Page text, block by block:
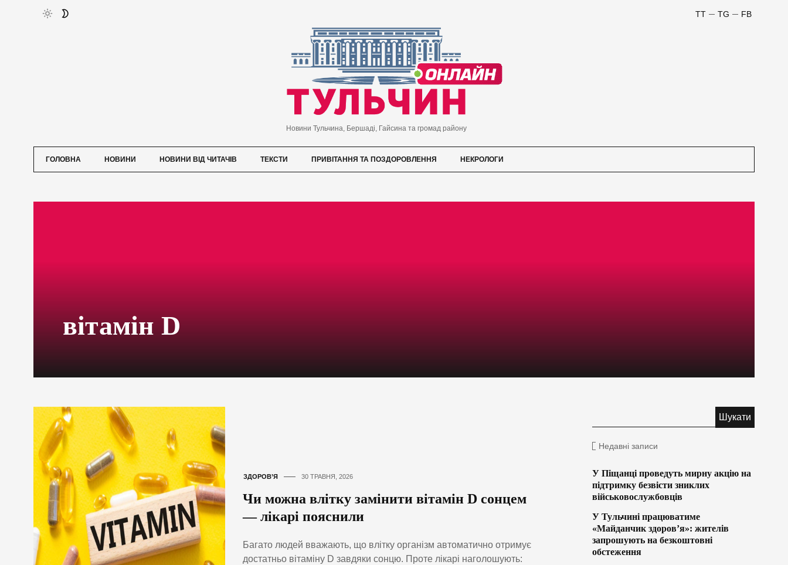
FB
TG
TT
Новини Тульчина, Бершаді, Гайсина та громад району
ГОЛОВНА НОВИНИ НОВИНИ ВІД ЧИТАЧІВ ТЕКСТИ ПРИВІТАННЯ ТА ПОЗДОРОВЛЕННЯ НЕКРОЛОГИ
вітамін D
ЗДОРОВ’Я 30 ТРАВНЯ, 2026
Чи можна влітку замінити вітамін D сонцем
— лікарі пояснили
Багато людей вважають, що влітку організм автоматично отримує
достатньо вітаміну D завдяки сонцю. Проте лікарі наголошують:
Недавні записи
У Піщанці проведуть мирну акцію на
підтримку безвісти зниклих
військовослужбовців
У Тульчині працюватиме
«Майданчик здоров’я»: жителів
запрошують на безкоштовні
обстеження